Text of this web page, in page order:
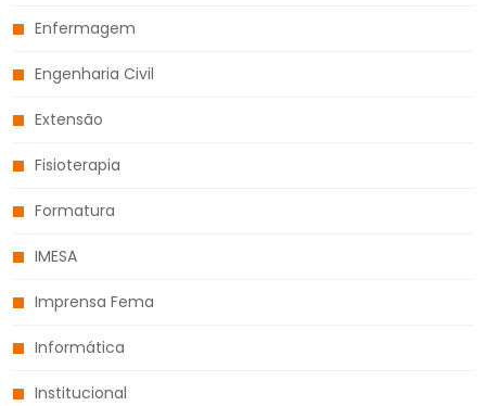
Enfermagem
Engenharia Civil
Extensão
Fisioterapia
Formatura
IMESA
Imprensa Fema
Informática
Institucional